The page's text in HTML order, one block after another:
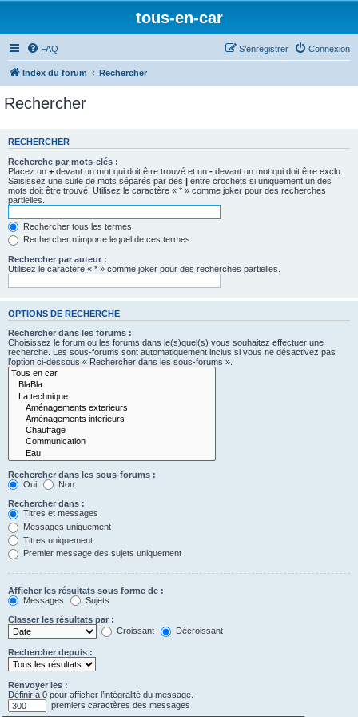
tous-en-car
FAQ Connexion
S’enregistrer
Index du forum Rechercher
Rechercher
RECHERCHER
Recherche par mots-clés :
Placez un + devant un mot qui doit être trouvé et un - devant un mot qui doit être exclu.
Saisissez une suite de mots séparés par des | entre crochets si uniquement un des
mots doit être trouvé. Utilisez le caractère « * » comme joker pour des recherches
partielles.
Rechercher tous les termes
Rechercher n’importe lequel de ces termes
Rechercher par auteur :
Utilisez le caractère « * » comme joker pour des recherches partielles.
OPTIONS DE RECHERCHE
Rechercher dans les forums :
Choisissez le forum ou les forums dans le(s)quel(s) vous souhaitez effectuer une
recherche. Les sous-forums sont automatiquement inclus si vous ne désactivez pas
l’option ci-dessous « Rechercher dans les sous-forums ».
Rechercher dans les sous-forums :
Oui
Non
Rechercher dans :
Titres et messages
Messages uniquement
Titres uniquement
Premier message des sujets uniquement
Afficher les résultats sous forme de :
Messages
Sujets
Classer les résultats par :
Croissant
Décroissant
Rechercher depuis :
Renvoyer les :
Définir à 0 pour afficher l’intégralité du message.
premiers caractères des messages